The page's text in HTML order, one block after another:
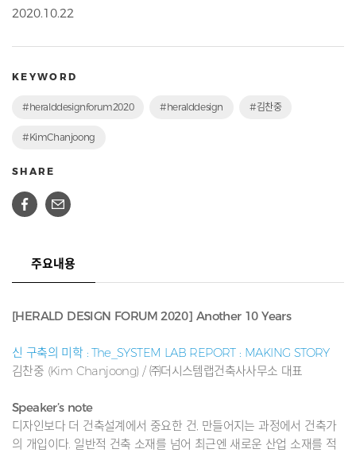
2020.10.22
KEYWORD
#heralddesignforum2020 #heralddesign #김찬중
#KimChanjoong
SHARE
주요내용
[HERALD DESIGN FORUM 2020] Another 10 Years
신 구축의 미학 : The_SYSTEM LAB REPORT : MAKING STORY
김찬중 (Kim Chanjoong) / ㈜더시스템랩건축사사무소 대표
Speaker’s note
디자인보다 더 건축설계에서 중요한 건, 만들어지는 과정에서 건축가
의 개입이다. 일반적 건축 소재를 넘어 최근엔 새로운 산업 소재를 적